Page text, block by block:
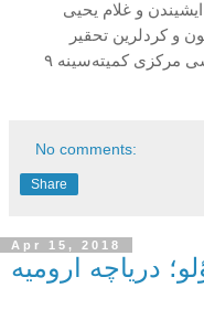
ایشیندن و غلام یحیی
و کردلرین تحقیر
مرکزی کمیتهسینه ۹
No comments:
Share
Apr 15, 2018
دریاچه ارومیه